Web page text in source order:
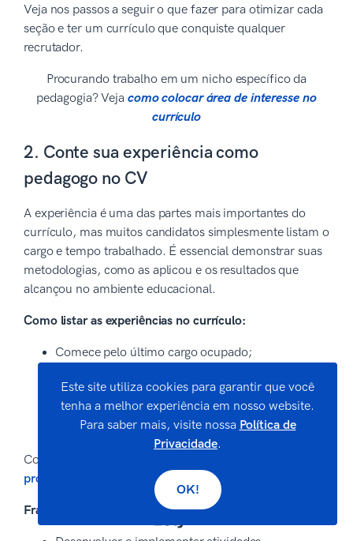
Veja nos passos a seguir o que fazer para otimizar cada
seção e ter um currículo que conquiste qualquer
recrutador.
Procurando trabalho em um nicho específico da
pedagogia? Veja como colocar área de interesse no
currículo
2. Conte sua experiência como
pedagogo no CV
A experiência é uma das partes mais importantes do
currículo, mas muitos candidatos simplesmente listam o
cargo e tempo trabalhado. É essencial demonstrar suas
metodologias, como as aplicou e os resultados que
alcançou no ambiente educacional.
Como listar as experiências no currículo:
Comece pelo último cargo ocupado;
Mencione o período trabalhado (mês e ano);
Liste suas principais atividades e conquistas
profissionais.
Confira algumas descrições para a
profissional
de pedagogo:
Frases de experiência para currículo de pedagogo
Este site utiliza cookies para garantir que você
tenha a melhor experiência em nosso website.
Para saber mais, visite nossa Política de
Privacidade.
OK!